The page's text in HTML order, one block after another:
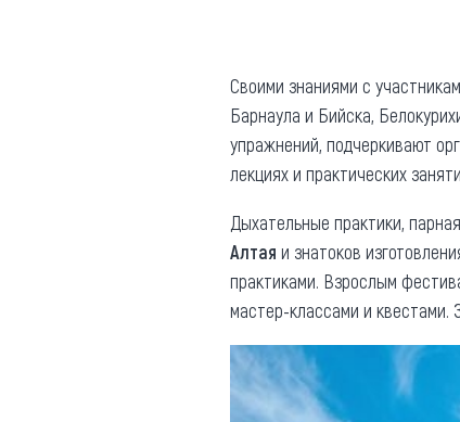
Придорожные кафе
Другие рубрики
Своими знаниями с
Барнаула и Бийска,
упражнений, подчеркивают
лекциях и практических
Дыхательные практики,
Алтая и знатоков
практиками. Взрослым
мастер-классами и